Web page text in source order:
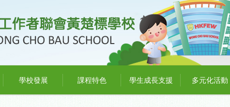
學校發展 課程特色 學生成長支援 多元化活動